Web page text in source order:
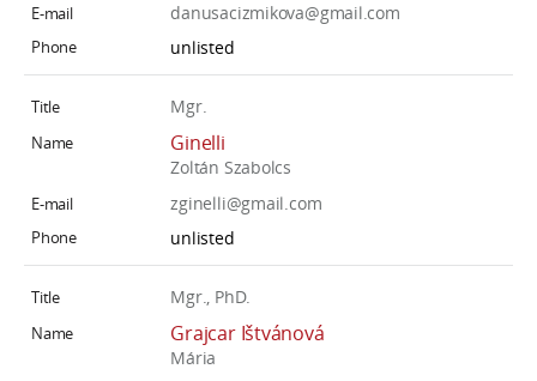
danusacizmikova@gmail.com
unlisted
Mgr.
Ginelli
Zoltán Szabolcs
zginelli@gmail.com
unlisted
Mgr., PhD.
Grajcar Ištvánová
Mária